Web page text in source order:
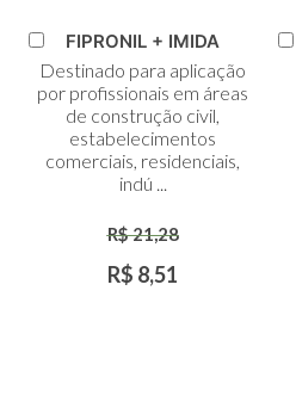
ao
Carrinho
FIPRONIL + IMIDA
Destinado para aplicação
por profissionais em áreas
de construção civil,
estabelecimentos
comerciais, residenciais,
indú ...
R$ 21,28
R$ 8,51